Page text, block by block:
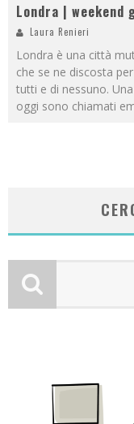
Londra | weekend
Laura Renieri
Londra è una città
che se ne discosta
tutti e di nessuno.
oggi sono chiamati